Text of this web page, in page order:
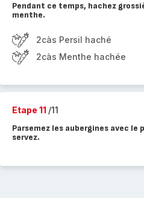
Pendant ce temps, hachez
menthe.
2càs Persil haché
2càs Menthe hachée
Etape 11 /11
Parsemez les aubergines avec
servez.